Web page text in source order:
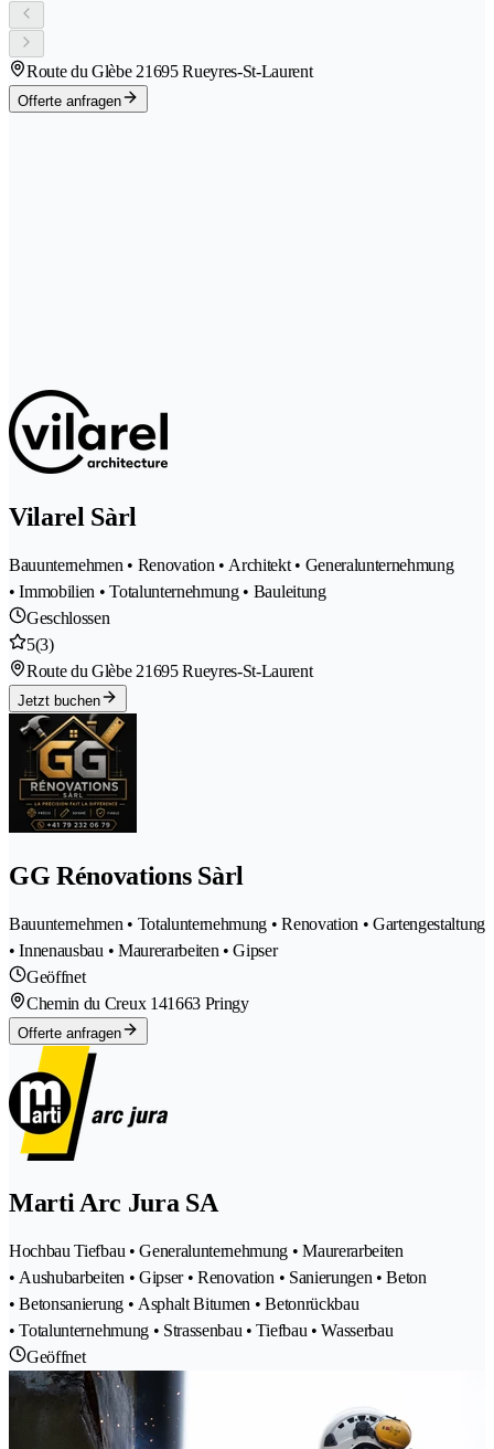
Route du Glèbe 21695 Rueyres-St-Laurent
Offerte anfragen
Vilarel Sàrl
Bauunternehmen • Renovation • Architekt • Generalunternehmung
• Immobilien • Totalunternehmung • Bauleitung
Geschlossen
5(3)
Route du Glèbe 21695 Rueyres-St-Laurent
Jetzt buchen
GG Rénovations Sàrl
Bauunternehmen • Totalunternehmung • Renovation • Gartengestaltung
• Innenausbau • Maurerarbeiten • Gipser
Geöffnet
Chemin du Creux 141663 Pringy
Offerte anfragen
Marti Arc Jura SA
Hochbau Tiefbau • Generalunternehmung • Maurerarbeiten
• Aushubarbeiten • Gipser • Renovation • Sanierungen • Beton
• Betonsanierung • Asphalt Bitumen • Betonrückbau
• Totalunternehmung • Strassenbau • Tiefbau • Wasserbau
Geöffnet